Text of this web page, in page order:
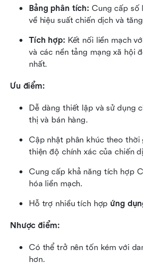
Bảng phân tích: Cung cấp số
về hiệu suất chiến dịch và
Tích hợp: Kết nối liền mạch
và các nền tảng mạng xã hội
nhất.
Ưu điểm:
Dễ dàng thiết lập và sử dụng
thị và bán hàng.
Cập nhật phân khúc theo thời
thiện độ chính xác của chiến
Cung cấp khả năng tích hợp
hóa liền mạch.
Hỗ trợ nhiều tích hợp ứng
Nhược điểm:
Có thể trở nên tốn kém với
hơn.